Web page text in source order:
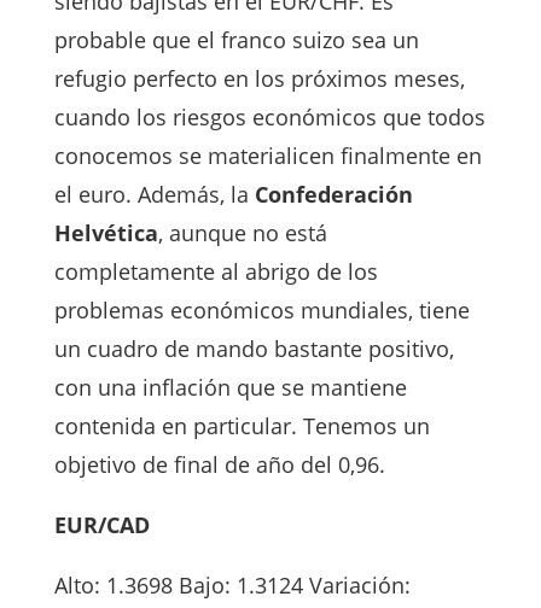
probable que el franco suizo sea un
refugio perfecto en los próximos meses,
cuando los riesgos económicos que todos
conocemos se materialicen finalmente en
el euro. Además, la Confederación
Helvética, aunque no está
completamente al abrigo de los
problemas económicos mundiales, tiene
un cuadro de mando bastante positivo,
con una inflación que se mantiene
contenida en particular. Tenemos un
objetivo de final de año del 0,96.
EUR/CAD
Alto: 1.3698 Bajo: 1.3124 Variación: